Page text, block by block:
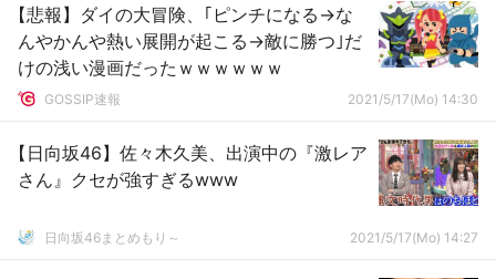
【悲報】ダイの大冒険、｢ピンチになる→な
んやかんや熱い展開が起こる→敵に勝つ｣だ
けの浅い漫画だったｗｗｗｗｗｗ
GOSSIP速報 2021/5/17(Mo) 14:30
【日向坂46】佐々木久美、出演中の『激レア
さん』クセが強すぎるwww
日向坂46まとめもり～ 2021/5/17(Mo) 14:27